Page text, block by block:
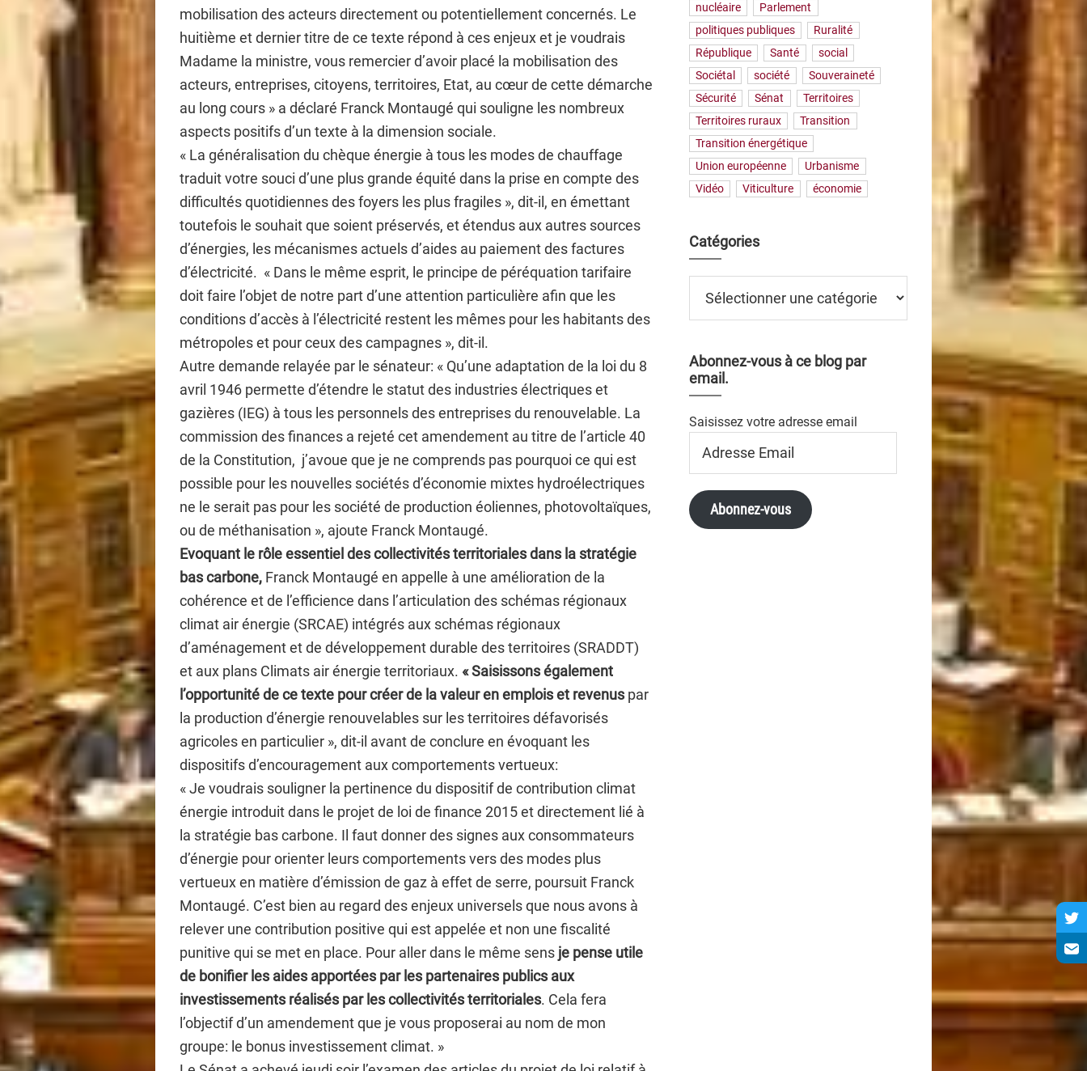
mobilisation des acteurs directement ou potentiellement concernés. Le
huitième et dernier titre de ce texte répond à ces enjeux et je voudrais
Madame la ministre, vous remercier d’avoir placé la mobilisation des
acteurs, entreprises, citoyens, territoires, Etat, au cœur de cette démarche
au long cours » a déclaré Franck Montaugé qui souligne les nombreux
aspects positifs d’un texte à la dimension sociale.
« La généralisation du chèque énergie à tous les modes de chauffage
traduit votre souci d’une plus grande équité dans la prise en compte des
difficultés quotidiennes des foyers les plus fragiles », dit-il, en émettant
toutefois le souhait que soient préservés, et étendus aux autres sources
d’énergies, les mécanismes actuels d’aides au paiement des factures
d’électricité. « Dans le même esprit, le principe de péréquation tarifaire
doit faire l’objet de notre part d’une attention particulière afin que les
conditions d’accès à l’électricité restent les mêmes pour les habitants des
métropoles et pour ceux des campagnes », dit-il.
Autre demande relayée par le sénateur: « Qu’une adaptation de la loi du 8
avril 1946 permette d’étendre le statut des industries électriques et
gazières (IEG) à tous les personnels des entreprises du renouvelable. La
commission des finances a rejeté cet amendement au titre de l’article 40
de la Constitution, j’avoue que je ne comprends pas pourquoi ce qui est
possible pour les nouvelles sociétés d’économie mixtes hydroélectriques
ne le serait pas pour les société de production éoliennes, photovoltaïques,
ou de méthanisation », ajoute Franck Montaugé.
Evoquant le rôle essentiel des collectivités territoriales dans la stratégie
bas carbone, Franck Montaugé en appelle à une amélioration de la
cohérence et de l’efficience dans l’articulation des schémas régionaux
climat air énergie (SRCAE) intégrés aux schémas régionaux
d’aménagement et de développement durable des territoires (SRADDT)
et aux plans Climats air énergie territoriaux. « Saisissons également
l’opportunité de ce texte pour créer de la valeur en emplois et revenus par
la production d’énergie renouvelables sur les territoires défavorisés
agricoles en particulier », dit-il avant de conclure en évoquant les
dispositifs d’encouragement aux comportements vertueux:
« Je voudrais souligner la pertinence du dispositif de contribution climat
énergie introduit dans le projet de loi de finance 2015 et directement lié à
la stratégie bas carbone. Il faut donner des signes aux consommateurs
d’énergie pour orienter leurs comportements vers des modes plus
vertueux en matière d’émission de gaz à effet de serre, poursuit Franck
Montaugé. C’est bien au regard des enjeux universels que nous avons à
relever une contribution positive qui est appelée et non une fiscalité
punitive qui se met en place. Pour aller dans le même sens je pense utile
de bonifier les aides apportées par les partenaires publics aux
investissements réalisés par les collectivités territoriales. Cela fera
l’objectif d’un amendement que je vous proposerai au nom de mon
groupe: le bonus investissement climat. »
nucléaire
Parlement
politiques publiques
Ruralité
République
Santé
social
Sociétal
société
Souveraineté
Sécurité
Sénat
Territoires
Territoires ruraux
Transition
Transition énergétique
Union européenne
Urbanisme
Vidéo
Viticulture économie
Catégories
Abonnez-vous à ce blog par
email.
Saisissez votre adresse email
Email
Abonnez-vous